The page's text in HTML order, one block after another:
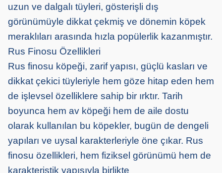
uzun ve dalgalı tüyleri, gösterişli dış
görünümüyle dikkat çekmiş ve dönemin köpek
meraklıları arasında hızla popülerlik kazanmıştır.
Rus Finosu Özellikleri
Rus finosu köpeği, zarif yapısı, güçlü kasları ve
dikkat çekici tüyleriyle hem göze hitap eden hem
de işlevsel özelliklere sahip bir ırktır. Tarih
boyunca hem av köpeği hem de aile dostu
olarak kullanılan bu köpekler, bugün de dengeli
yapıları ve uysal karakterleriyle öne çıkar. Rus
finosu özellikleri, hem fiziksel görünümü hem de
karakteristik yapısıyla birlikte